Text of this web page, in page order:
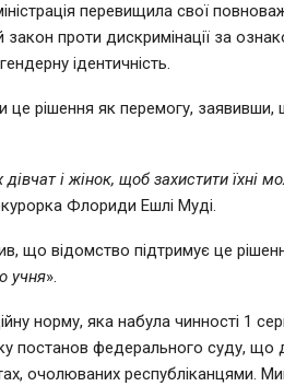
перевищила свої
проти дискримінації за
ідентичність.
це рішення як перемогу,
і жінок, щоб захистити їхні
Флориди Ешлі Муді.
що відомство підтримує це
учня».
норму, яка набула чинності 1
постанов федерального суду, що
очолюваних республіканцями.